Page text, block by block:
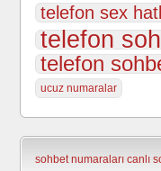
telefon sex
telefon
telefon
ucuz numaralar
sohbet numaraları canlı